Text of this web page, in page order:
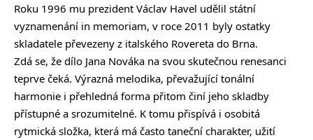
Roku 1996 mu prezident Václav Havel udělil státní
vyznamenání in memoriam, v roce 2011 byly ostatky
skladatele převezeny z italského Rovereta do Brna.
Zdá se, že dílo Jana Nováka na svou skutečnou renesanci
teprve čeká. Výrazná melodika, převažující tonální
harmonie i přehledná forma přitom činí jeho skladby
přístupné a srozumitelné. K tomu přispívá i osobitá
rytmická složka, která má často taneční charakter, užití